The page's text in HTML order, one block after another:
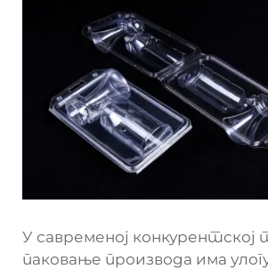
У савременој конкурентској
паковање производа има